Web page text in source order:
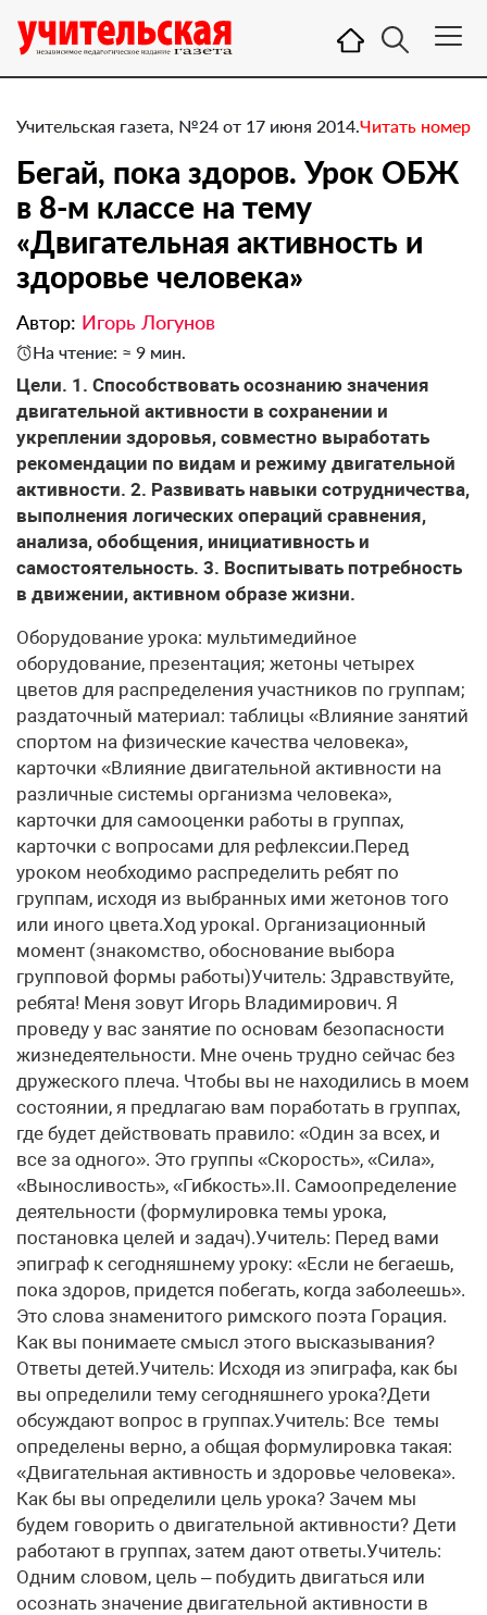
Учительская газета, №24 от 17 июня 2014.Читать номер
Бегай, пока здоров. Урок ОБЖ
в 8-м классе на тему
«Двигательная активность и
здоровье человека»
Автор: Игорь Логунов
На чтение: ≈ 9 мин.
Цели. 1. Способствовать осознанию значения
двигательной активности в сохранении и
укреплении здоровья, совместно выработать
рекомендации по видам и режиму двигательной
активности. 2. Развивать навыки сотрудничества,
выполнения логических операций сравнения,
анализа, обобщения, инициативность и
самостоятельность. 3. Воспитывать потребность
в движении, активном образе жизни.
Оборудование урока: мультимедийное
оборудование, презентация; жетоны четырех
цветов для распределения участников по группам;
раздаточный материал: таблицы «Влияние занятий
спортом на физические качества человека»,
карточки «Влияние двигательной активности на
различные системы организма человека»,
карточки для самооценки работы в группах,
карточки с вопросами для рефлексии.Перед
уроком необходимо распределить ребят по
группам, исходя из выбранных ими жетонов того
или иного цвета.Ход урокаI. Организационный
момент (знакомство, обоснование выбора
групповой формы работы)Учитель: Здравствуйте,
ребята! Меня зовут Игорь Владимирович. Я
проведу у вас занятие по основам безопасности
жизнедеятельности. Мне очень трудно сейчас без
дружеского плеча. Чтобы вы не находились в моем
состоянии, я предлагаю вам поработать в группах,
где будет действовать правило: «Один за всех, и
все за одного». Это группы «Скорость», «Сила»,
«Выносливость», «Гибкость».II. Самоопределение
деятельности (формулировка темы урока,
постановка целей и задач).Учитель: Перед вами
эпиграф к сегодняшнему уроку: «Если не бегаешь,
пока здоров, придется побегать, когда заболеешь».
Это слова знаменитого римского поэта Горация.
Как вы понимаете смысл этого высказывания?
Ответы детей.Учитель: Исходя из эпиграфа, как бы
вы определили тему сегодняшнего урока?Дети
обсуждают вопрос в группах.Учитель: Все темы
определены верно, а общая формулировка такая:
«Двигательная активность и здоровье человека».
Как бы вы определили цель урока? Зачем мы
будем говорить о двигательной активности? Дети
работают в группах, затем дают ответы.Учитель:
Одним словом, цель – побудить двигаться или
осознать значение двигательной активности в